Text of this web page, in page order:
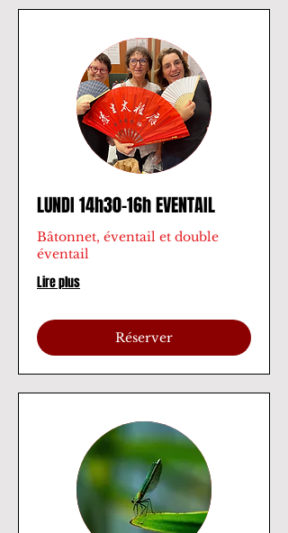
LUNDI 14h30-16h EVENTAIL
Bâtonnet, éventail et double
éventail
Lire plus
Réserver